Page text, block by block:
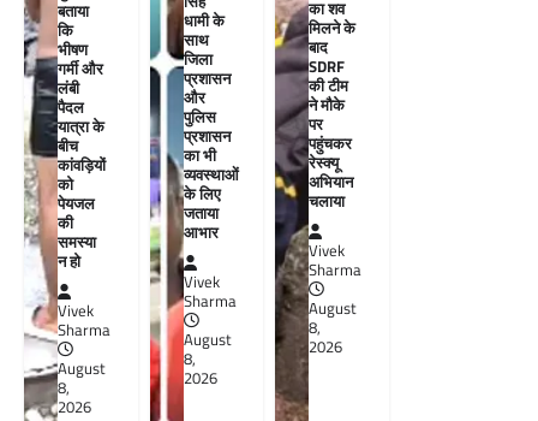
बताया
कि
भीषण
गर्मी और
लंबी
पैदल
यात्रा के
बीच
कांवड़ियों
को
पेयजल
की
समस्या
न हो
Vivek
Sharma
August
8,
2026
धामी के
साथ
जिला
प्रशासन
और
पुलिस
प्रशासन
का भी
व्यवस्थाओं
के लिए
जताया
आभार
Vivek
Sharma
August
8,
2026
का शव
मिलने के
बाद
SDRF
की टीम
ने मौके
पर
पहुंचकर
रेस्क्यू
अभियान
चलाया
Vivek
Sharma
August
8,
2026